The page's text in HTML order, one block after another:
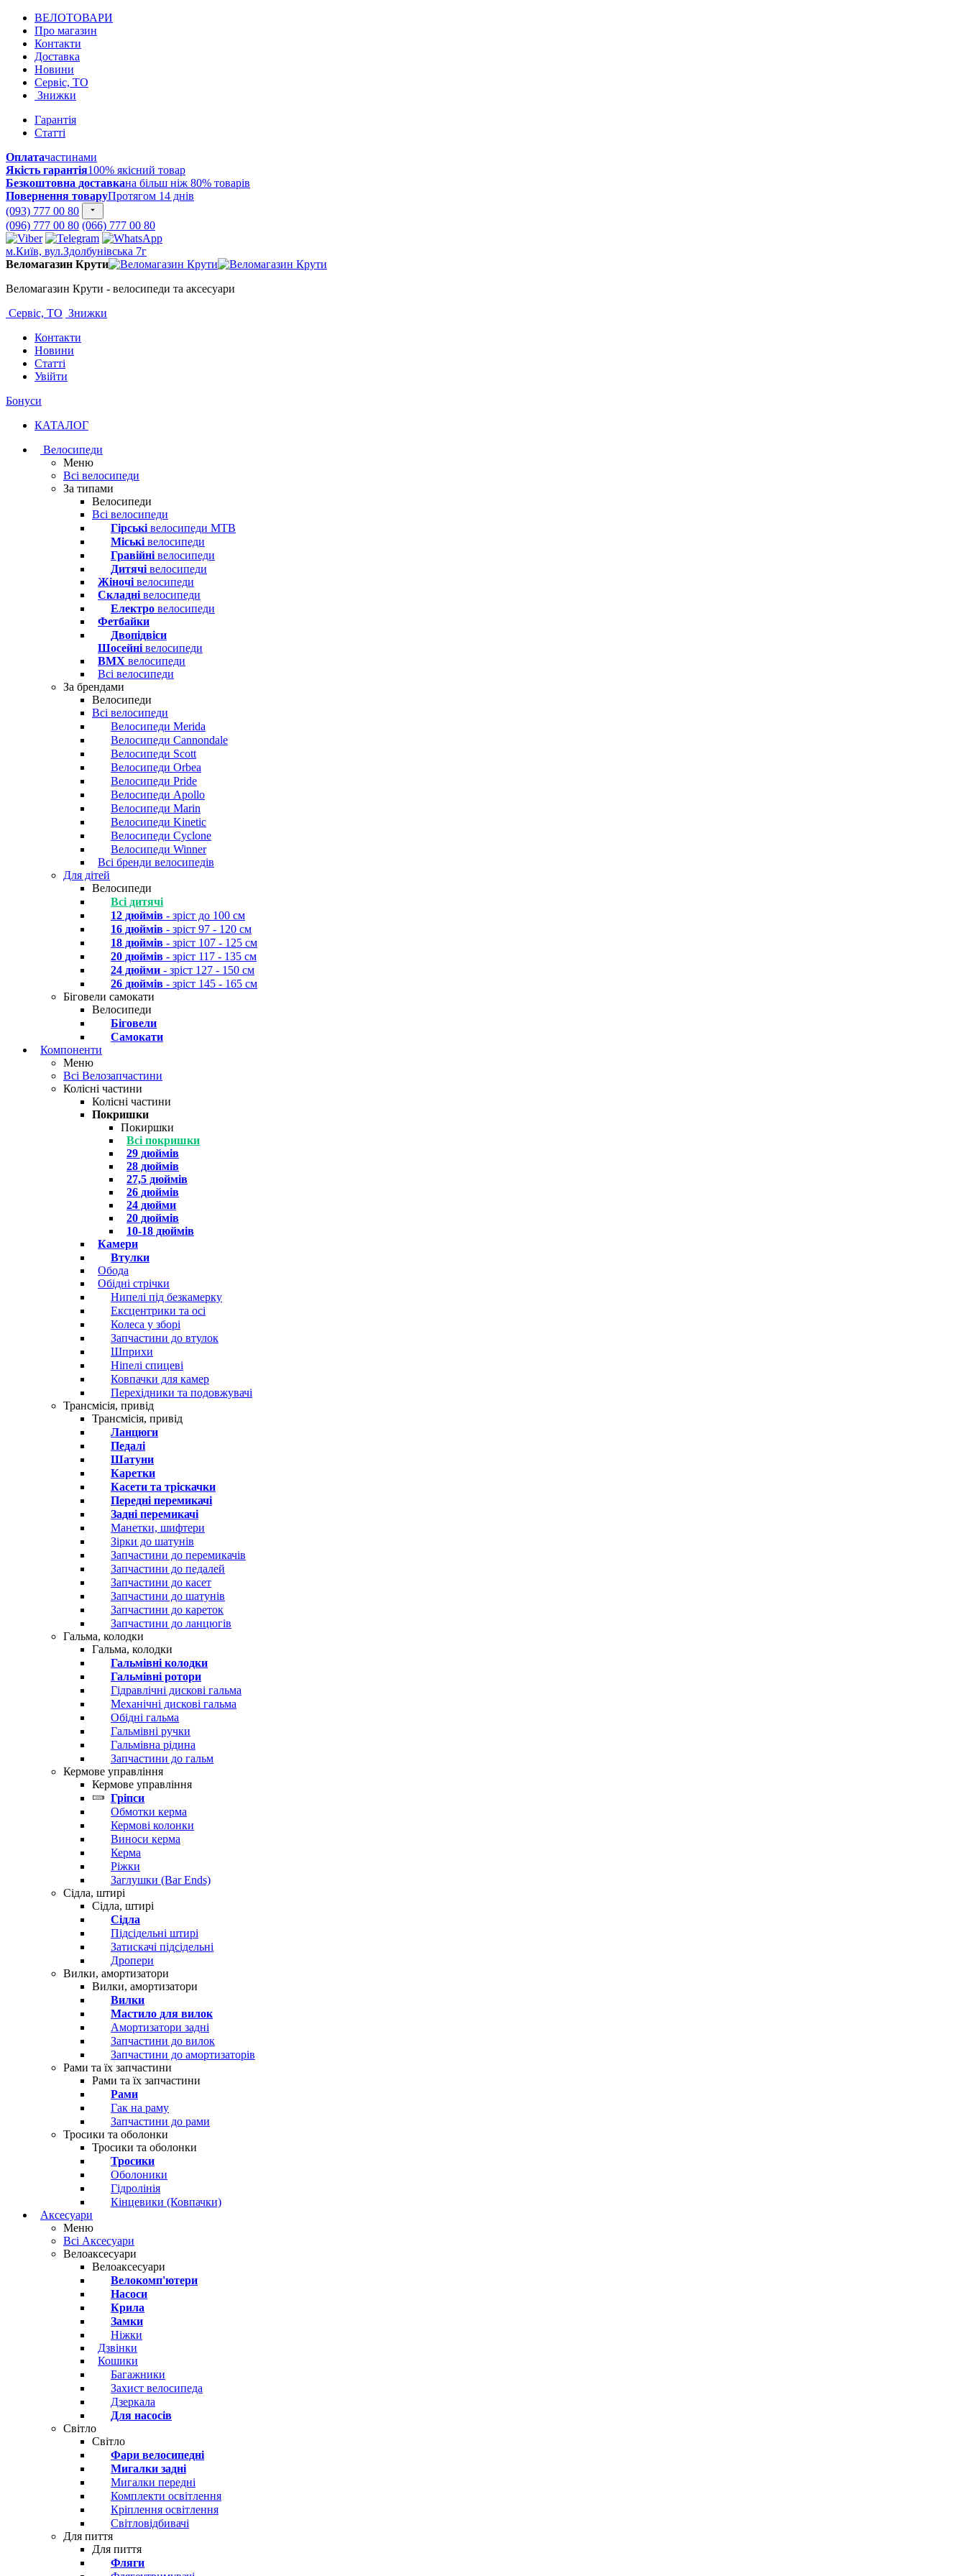
ВЕЛОТОВАРИ
Про магазин
Контакти
Доставка
Новини
Сервіс, ТО
Знижки
Гарантія
Статті
Оплатачастинами
Якість гарантія100% якісний товар
Безкоштовна доставкана більш ніж 80% товарів
Повернення товаруПротягом 14 днів
(093) 777 00 80
(096) 777 00 80 (066) 777 00 80
м.Київ, вул.Здолбунівська 7г
Веломагазин Крути
Веломагазин Крути - велосипеди та аксесуари
Сервіс, ТО Знижки
Контакти
Новини
Статті
Увійти
Бонуси
КАТАЛОГ
Велосипеди
Меню
Всі велосипеди
За типами
Велосипеди
Всі велосипеди
Гірські велосипеди MTB
Міські велосипеди
Гравійні велосипеди
Дитячі велосипеди
Жіночі велосипеди
Складні велосипеди
Електро велосипеди
Фетбайки
Двопідвіси
Шосейні велосипеди
BMX велосипеди
Всі велосипеди
За брендами
Велосипеди
Всі велосипеди
Велосипеди Merida
Велосипеди Cannondale
Велосипеди Scott
Велосипеди Orbea
Велосипеди Pride
Велосипеди Apollo
Велосипеди Marin
Велосипеди Kinetic
Велосипеди Cyclone
Велосипеди Winner
Всі бренди велосипедів
Для дітей
Велосипеди
Всі дитячі
12 дюймів - зріст до 100 см
16 дюймів - зріст 97 - 120 см
18 дюймів - зріст 107 - 125 см
20 дюймів - зріст 117 - 135 см
24 дюйми - зріст 127 - 150 см
26 дюймів - зріст 145 - 165 см
Біговели самокати
Велосипеди
Біговели
Самокати
Компоненти
Меню
Всі Велозапчастини
Колісні частини
Колісні частини
Покришки
Покиршки
Всі покришки
29 дюймів
28 дюймів
27,5 дюймів
26 дюймів
24 дюйми
20 дюймів
10-18 дюймів
Камери
Втулки
Обода
Обідні стрічки
Нипелі під безкамерку
Ексцентрики та осі
Колеса у зборі
Запчастини до втулок
Шприхи
Ніпелі спицеві
Ковпачки для камер
Перехідники та подовжувачі
Трансмісія, привід
Трансмісія, привід
Ланцюги
Педалі
Шатуни
Каретки
Касети та тріскачки
Передні перемикачі
Задні перемикачі
Манетки, шифтери
Зірки до шатунів
Запчастини до перемикачів
Запчастини до педалей
Запчастини до касет
Запчастини до шатунів
Запчастини до кареток
Запчастини до ланцюгів
Гальма, колодки
Гальма, колодки
Гальмівні колодки
Гальмівні ротори
Гідравлічні дискові гальма
Механічні дискові гальма
Обідні гальма
Гальмівні ручки
Гальмівна рідина
Запчастини до гальм
Кермове управління
Кермове управління
Гріпси
Обмотки керма
Кермові колонки
Виноси керма
Керма
Ріжки
Заглушки (Bar Ends)
Сідла, штирі
Сідла, штирі
Сідла
Підсідельні штирі
Затискачі підсідельні
Дропери
Вилки, амортизатори
Вилки, амортизатори
Вилки
Мастило для вилок
Амортизатори задні
Запчастини до вилок
Запчастини до амортизаторів
Рами та їх запчастини
Рами та їх запчастини
Рами
Гак на раму
Запчастини до рами
Тросики та оболонки
Тросики та оболонки
Тросики
Оболоники
Гідролінія
Кінцевики (Ковпачки)
Аксесуари
Меню
Всі Аксесуари
Велоаксесуари
Велоаксесуари
Велокомп'ютери
Насоси
Крила
Замки
Ніжки
Дзвінки
Кошики
Багажники
Захист велосипеда
Дзеркала
Для насосів
Світло
Світло
Фари велосипедні
Мигалки задні
Мигалки передні
Комплекти освітлення
Кріплення освітлення
Світловідбивачі
Для пиття
Для пиття
Фляги